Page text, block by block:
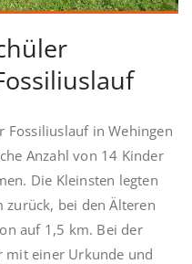
in Wehingen
Anzahl von 14 Kinder
Die Kleinsten legten
zurück, bei den Älteren
auf 1,5 km. Bei der
mit einer Urkunde und